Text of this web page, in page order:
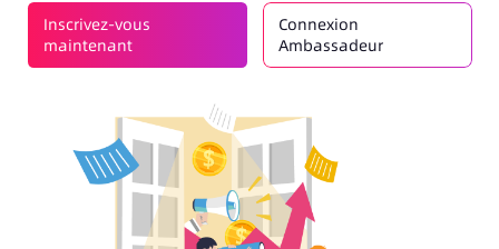
Inscrivez-vous
maintenant
Connexion
Ambassadeur